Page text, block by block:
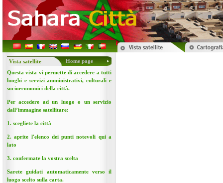
Vista satellite
Home page
Questa vista vi permette di accedere a tutti
luoghi e servizi amministrativi, culturali e
socioeconomici della città.
Per accedere ad un luogo o un servizio
dall’immagine satellitare:
1. scegliete la città
2. aprite l'elenco dei punti notevoli qui a
lato
3. confermate la vostra scelta
Sarete guidati automaticamente verso il
luogo scelto sulla carta.